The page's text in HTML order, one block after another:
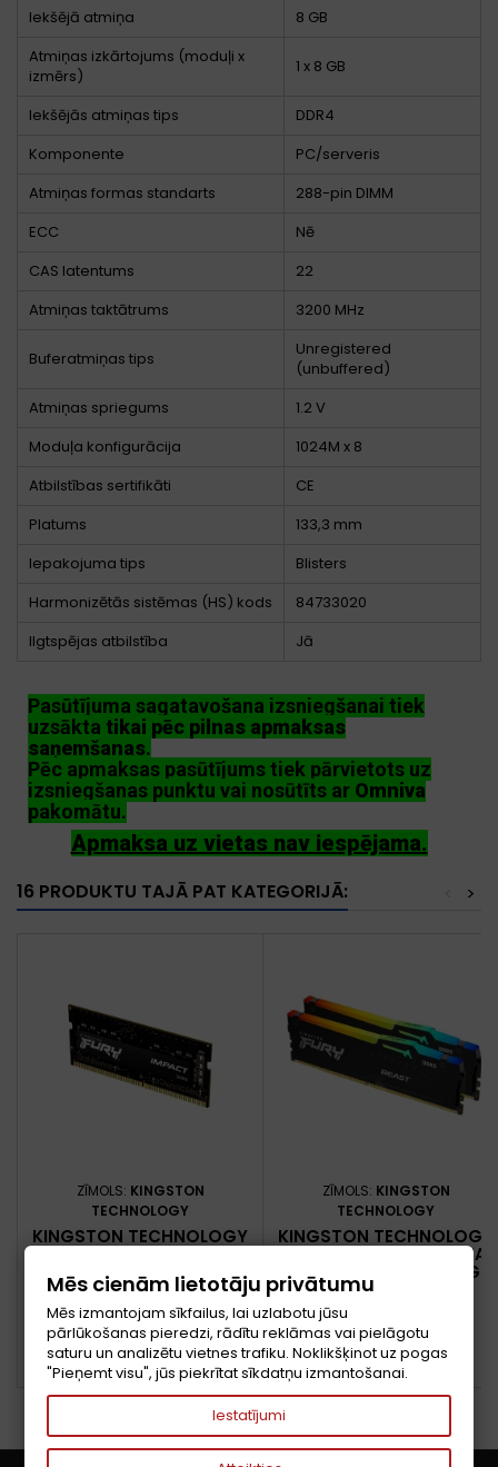
Iekšējā atmiņa
8 GB
Atmiņas izkārtojums (moduļi x
izmērs)
1 x 8 GB
Iekšējās atmiņas tips
DDR4
Komponente
PC/serveris
Atmiņas formas standarts
288-pin DIMM
ECC
Nē
CAS latentums
22
Atmiņas taktātrums
3200 MHz
Buferatmiņas tips
Unregistered
(unbuffered)
Atmiņas spriegums
1.2 V
Moduļa konfigurācija
1024M x 8
Atbilstības sertifikāti
CE
Platums
133,3 mm
Iepakojuma tips
Blisters
Harmonizētās sistēmas (HS) kods
84733020
Ilgtspējas atbilstība
Jā
Pasūtījuma sagatavošana izsniegšanai tiek
uzsākta tikai pēc pilnas apmaksas
saņemšanas.
Pēc apmaksas pasūtījums tiek pārvietots uz
izsniegšanas punktu vai nosūtīts ar Omniva
pakomātu.
Apmaksa uz vietas nav iespējama.
16 PRODUKTU TAJĀ PAT KATEGORIJĀ: >
ZĪMOLS: KINGSTON
TECHNOLOGY
KINGSTON TECHNOLOGY
MODULIS 16 GB 1 X 16 GB
DDR4 3200 MT/S 260-PIN
SO-DIMM
Cena
243,89 €
 Pievienot grozam
PIEEJAMS
ZĪMOLS: KINGSTON
TECHNOLOGY
KINGSTON TECHNOLOGY
FURY BEAST RGB ATMIŅAS
MODULIS 32 GB 2 X 16 GB
DDR5 6000 MT/S 288-PIN
Cena
548,95 €
 Pievienot grozam
PIEEJAMS
Mēs cienām lietotāju privātumu
Mēs izmantojam sīkfailus, lai uzlabotu jūsu
pārlūkošanas pieredzi, rādītu reklāmas vai pielāgotu
saturu un analizētu vietnes trafiku. Noklikšķinot uz pogas
"Pieņemt visu", jūs piekrītat sīkdatņu izmantošanai.
Iestatījumi